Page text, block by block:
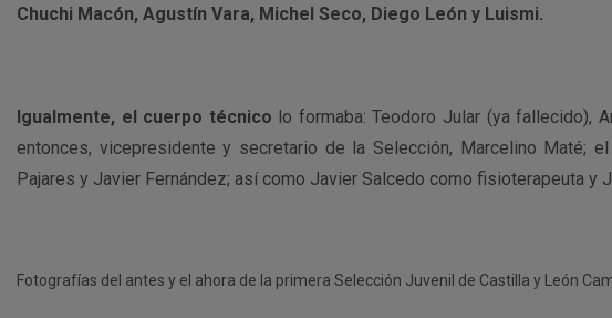
Chuchi Macón, Agustín Vara, Michel Seco, Diego León y Luismi.
Igualmente, el cuerpo técnico lo formaba: Teodoro Jular (ya fallecido),
entonces, vicepresidente y secretario de la Selección, Marcelino Maté;
Pajares y Javier Fernández; así como Javier Salcedo como fisioterapeuta y
Fotografías del antes y el ahora de la primera Selección Juvenil de Castilla y León